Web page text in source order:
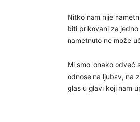
Nitko nam nije
biti prikovani za jedno
nametnuto ne može
Mi smo ionako odveć
odnose na ljubav, na
glas u glavi koji nam